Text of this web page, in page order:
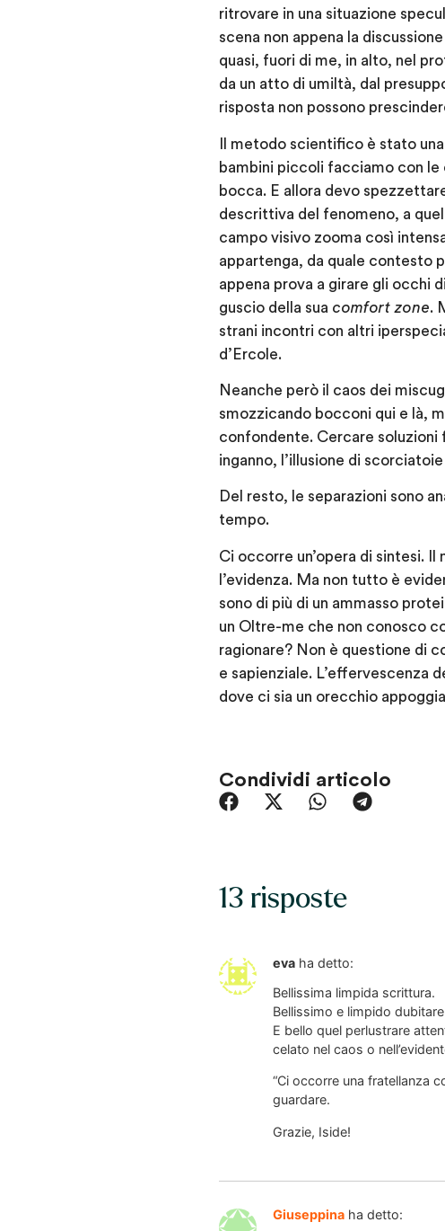
ritrovare in una situazione
scena non appena la
quasi, fuori di me, in alto, nel
da un atto di umiltà, dal
risposta non possono
Il metodo scientifico è stato
bambini piccoli facciamo con le
bocca. E allora devo
descrittiva del fenomeno, a
campo visivo zooma così
appartenga, da quale contesto
appena prova a girare gli occhi
guscio della sua comfort zone.
strani incontri con altri
d’Ercole.
Neanche però il caos dei
smozzicando bocconi qui e là,
confondente. Cercare soluzioni
inganno, l’illusione di
Del resto, le separazioni sono
tempo.
Ci occorre un’opera di sintesi.
l’evidenza. Ma non tutto è
sono di più di un ammasso
un Oltre-me che non conosco
ragionare? Non è questione di
e sapienziale. L’effervescenza
dove ci sia un orecchio
Condividi articolo
13 risposte
eva ha detto:
Bellissima limpida scrittura.
Bellissimo e limpido
E bello quel perlustrare
celato nel caos o
“Ci occorre una fratellanza
guardare.
Grazie, Iside!
Giuseppina ha detto: